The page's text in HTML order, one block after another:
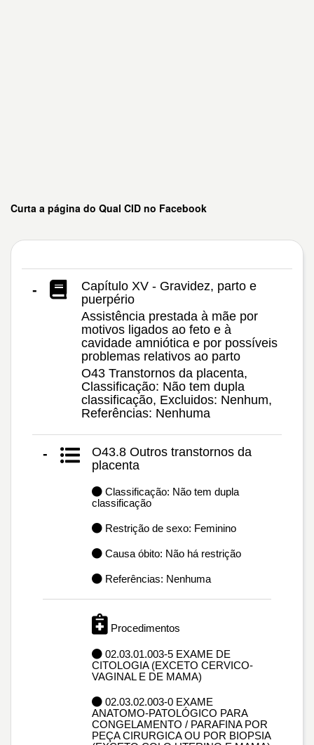
Curta a página do Qual CID no Facebook
-
Capítulo XV - Gravidez, parto e
puerpério
Assistência prestada à mãe por
motivos ligados ao feto e à
cavidade amniótica e por possíveis
problemas relativos ao parto
O43 Transtornos da placenta,
Classificação: Não tem dupla
classificação, Excluidos: Nenhum,
Referências: Nenhuma
-
O43.8 Outros transtornos da
placenta
Classificação: Não tem dupla
classificação
Restrição de sexo: Feminino
Causa óbito: Não há restrição
Referências: Nenhuma
Procedimentos
02.03.01.003-5 EXAME DE
CITOLOGIA (EXCETO CERVICO-
VAGINAL E DE MAMA)
02.03.02.003-0 EXAME
ANATOMO-PATOLÓGICO PARA
CONGELAMENTO / PARAFINA POR
PEÇA CIRURGICA OU POR BIOPSIA